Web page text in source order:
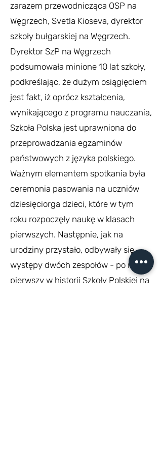
zarazem przewodnicząca OSP na
Węgrzech, Svetla Kioseva, dyrektor
szkoły bułgarskiej na Węgrzech.
Dyrektor SzP na Węgrzech
podsumowała minione 10 lat szkoły,
podkreślając, że dużym osiągięciem
jest fakt, iż oprócz kształcenia,
wynikającego z programu nauczania,
Szkoła Polska jest uprawniona do
przeprowadzania egzaminów
państwowych z języka polskiego.
Ważnym elementem spotkania była
ceremonia pasowania na uczniów
dziesięciorga dzieci, które w tym
roku rozpoczęły naukę w klasach
pierwszych. Następnie, jak na
urodziny przystało, odbywały się
występy dwóch zespołów - po raz
pierwszy w historii Szkoły Polskiej na